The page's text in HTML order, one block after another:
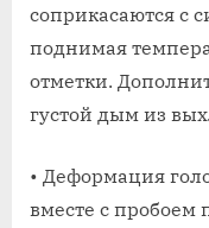
соприкасаются с
поднимая
отметки.
густой дым из
• Деформация
вместе с пробоем